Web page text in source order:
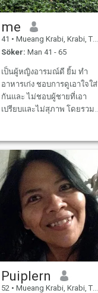
me
41 • Mueang Krabi, Krabi, Thailand
Söker: Man 41 - 65
เป็นผู้หญิงอารมณ์ดี ยิ้ม ทำ
อาหารเก่ง ชอบการดูเอาใจใส่
กันและ ไม่ชอบผู้ชายที่เอา
เปรียบและไม่สุภาพ โดยรวม
ใครสักคน…..♥️(ฉันไม่ชอบเล่น
เกมชีวิต..!!
Puiplern
52 • Mueang Krabi, Krabi, Thailand